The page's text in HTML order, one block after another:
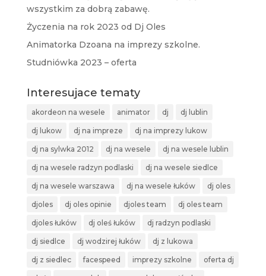
wszystkim za dobrą zabawę.
Życzenia na rok 2023 od Dj Oles
Animatorka Dzoana na imprezy szkolne.
Studniówka 2023 – oferta
Interesujace tematy
akordeon na wesele animator dj dj lublin
dj lukow dj na impreze dj na imprezy lukow
dj na sylwka 2012 dj na wesele dj na wesele lublin
dj na wesele radzyn podlaski dj na wesele siedlce
dj na wesele warszawa dj na wesele łuków dj oles
djoles dj oles opinie djoles team dj oles team
djoles łuków dj oleś łuków dj radzyn podlaski
dj siedlce dj wodzirej łuków dj z lukowa
dj z siedlec facespeed imprezy szkolne oferta dj